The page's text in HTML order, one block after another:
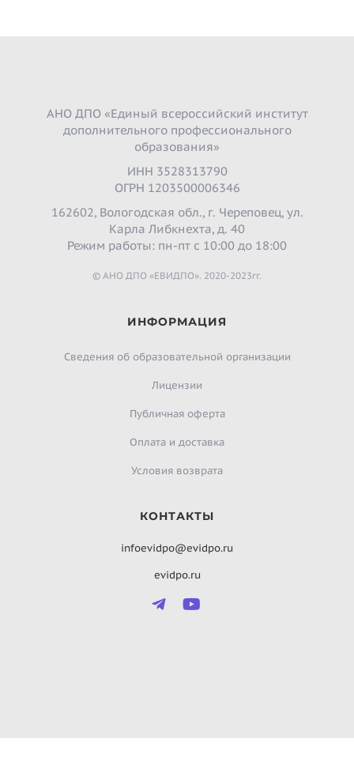
АНО ДПО «Единый всероссийский институт
дополнительного профессионального
образования»
ИНН 3528313790
ОГРН 1203500006346
162602, Вологодская обл., г. Череповец, ул.
Карла Либкнехта, д. 40
Режим работы: пн-пт с 10:00 до 18:00
© АНО ДПО «ЕВИДПО». 2020-2023гг.
ИНФОРМАЦИЯ
Сведения об образовательной организации
Лицензии
Публичная оферта
Оплата и доставка
Условия возврата
КОНТАКТЫ
infoevidpo@evidpo.ru
evidpo.ru